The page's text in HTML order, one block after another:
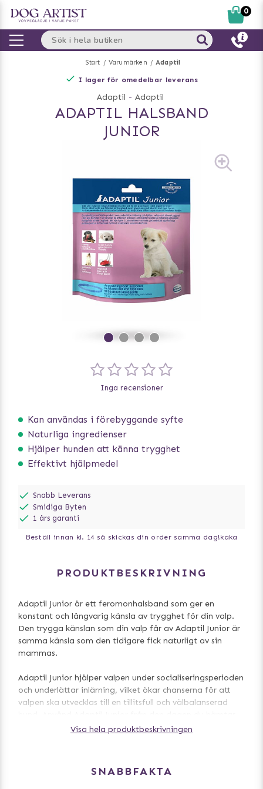
Start Varumärken Adaptil
I lager för omedelbar leverans
Adaptil - Adaptil
ADAPTIL HALSBAND
JUNIOR
Kan användas i förebyggande syfte
Naturliga ingredienser
Hjälper hunden att känna trygghet
Effektivt hjälpmedel
Inga recensioner
Snabb Leverans
Smidiga Byten
1 års garanti
Beställ innan kl. 14 så skickas din order samma dag!kaka
PRODUKTBESKRIVNING
Adaptil Junior är ett feromonhalsband som ger en
konstant och långvarig känsla av trygghet för din valp.
Den trygga känslan som din valp får av Adaptil Junior är
samma känsla som den tidigare fick naturligt av sin
mammas.
Adaptil Junior hjälper valpen under socialiseringsperioden
och underlättar inlärning, vilket ökar chanserna för att
valpen ska utvecklas till en tillitsfull och välbalanserad
hem din valp från uppfödaren tills valpen är 6 månader.
Varje halsband ger valpen konstant trygghet under 4
Visa hela produktbeskrivningen
SNABBFAKTA
0